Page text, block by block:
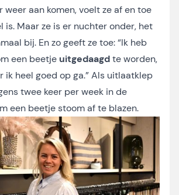
weer aan komen, voelt ze af en toe
is. Maar ze is er nuchter onder, het
bij. En zo geeft ze toe: “Ik heb
een beetje uitgedaagdte worden,
ik heel goed op ga.” Als uitlaatklep
twee keer per week in de
een beetje stoom af te blazen.